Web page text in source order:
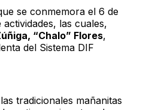
se conmemora el 6 de
actividades, las cuales,
“Chalo” Flores,
del Sistema DIF
tradicionales mañanitas